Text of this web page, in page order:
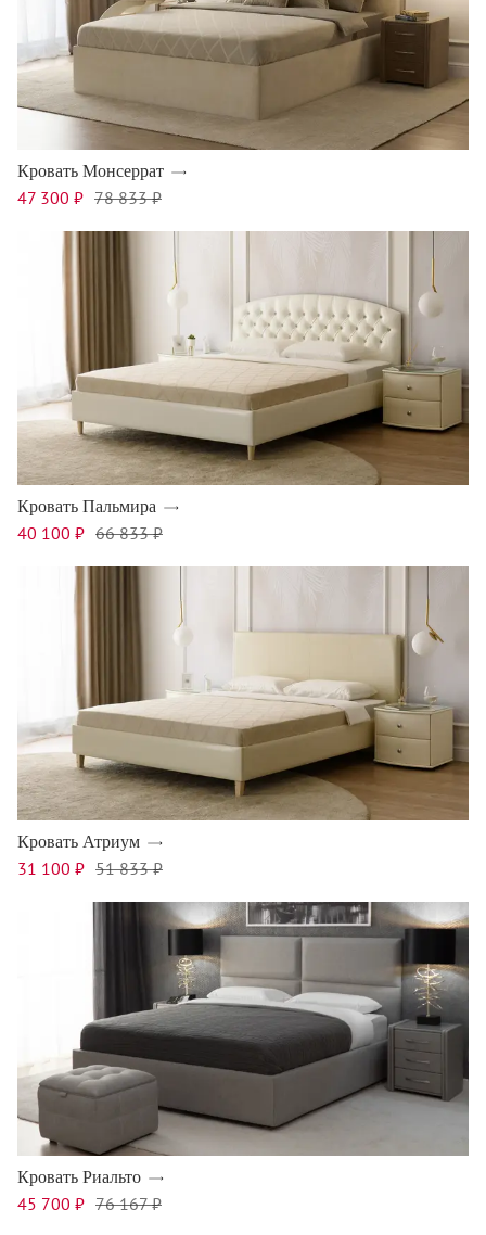
Кровать Монсеррат
47 300 ₽ 78 833 ₽
Кровать Пальмира
40 100 ₽ 66 833 ₽
Кровать Атриум
31 100 ₽ 51 833 ₽
Кровать Риальто
45 700 ₽ 76 167 ₽